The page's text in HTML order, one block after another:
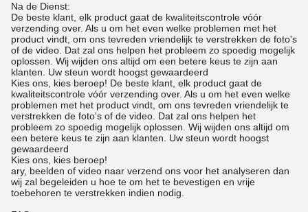
Na de Dienst:
De beste klant, elk product gaat de kwaliteitscontrole vóór
verzending over. Als u om het even welke problemen met het
product vindt, om ons tevreden vriendelijk te verstrekken de foto's
of de video. Dat zal ons helpen het probleem zo spoedig mogelijk
oplossen. Wij wijden ons altijd om een betere keus te zijn aan
klanten. Uw steun wordt hoogst gewaardeerd
Kies ons, kies beroep! De beste klant, elk product gaat de
kwaliteitscontrole vóór verzending over. Als u om het even welke
problemen met het product vindt, om ons tevreden vriendelijk te
verstrekken de foto's of de video. Dat zal ons helpen het
probleem zo spoedig mogelijk oplossen. Wij wijden ons altijd om
een betere keus te zijn aan klanten. Uw steun wordt hoogst
gewaardeerd
Kies ons, kies beroep!
ary, beelden of video naar verzend ons voor het analyseren dan
wij zal begeleiden u hoe te om het te bevestigen en vrije
toebehoren te verstrekken indien nodig.